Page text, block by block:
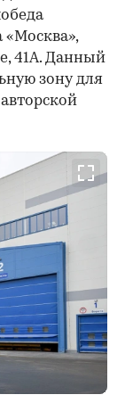
«Москва»,
41А. Данный
зону для